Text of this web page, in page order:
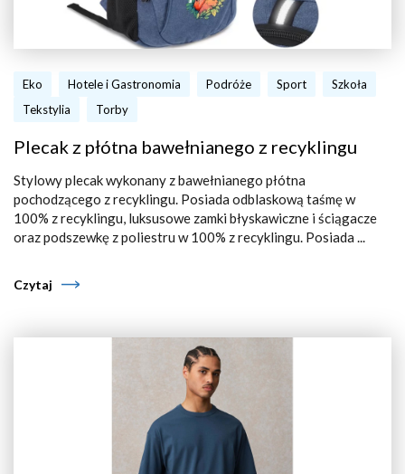
Eko Hotele i Gastronomia Podróże Sport
Szkoła
Tekstylia
Torby
Plecak z płótna bawełnianego z recyklingu
Stylowy plecak wykonany z bawełnianego płótna
pochodzącego z recyklingu. Posiada odblaskową taśmę w
100% z recyklingu, luksusowe zamki błyskawiczne i ściągacze
oraz podszewkę z poliestru w 100% z recyklingu. Posiada ...
Czytaj